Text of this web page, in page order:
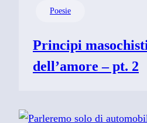
Poesie
Principi
dell’amore – pt. 2